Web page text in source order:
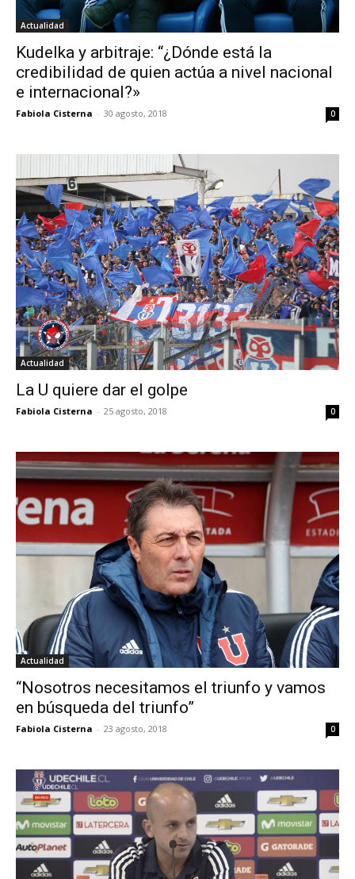
Actualidad
Kudelka y arbitraje: “¿Dónde está la
credibilidad de quien actúa a nivel nacional
e internacional?»
Fabiola Cisterna - 30 agosto, 2018 0
Actualidad
La U quiere dar el golpe
Fabiola Cisterna - 25 agosto, 2018 0
Actualidad
“Nosotros necesitamos el triunfo y vamos
en búsqueda del triunfo”
Fabiola Cisterna - 23 agosto, 2018 0